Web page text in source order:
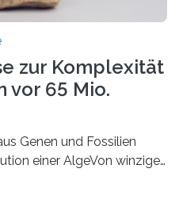
zur Komplexität
vor 65 Mio.
Genen und Fossilien
einer AlgeVon winzigen
komplexesten